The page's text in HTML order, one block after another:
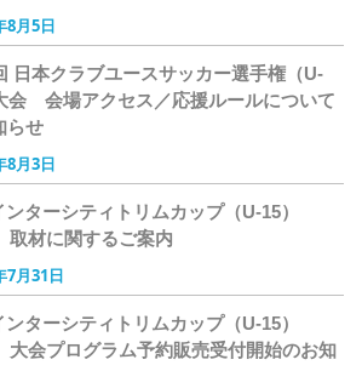
8月5日
日本クラブユースサッカー選手権（U-
会 会場アクセス／応援ルールについて
らせ
8月3日
ターシティトリムカップ（U-15）
材に関するご案内
7月31日
ターシティトリムカップ（U-15）
会プログラム予約販売受付開始のお知